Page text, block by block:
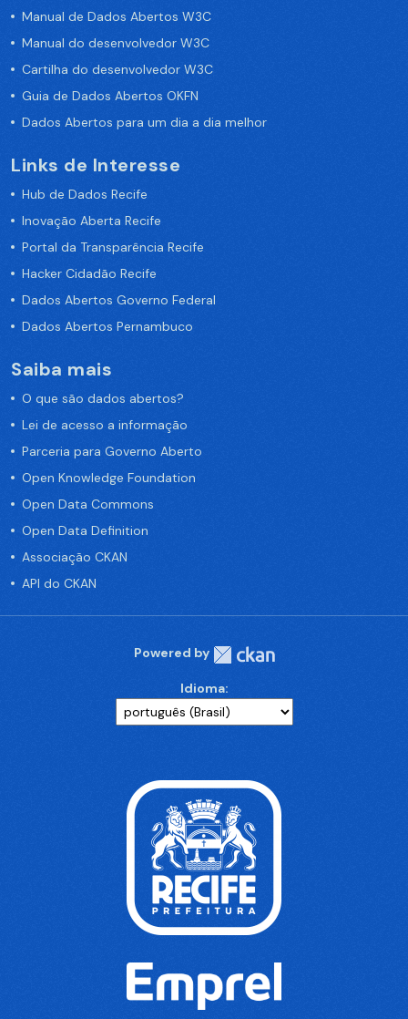
Manual de Dados Abertos W3C
Manual do desenvolvedor W3C
Cartilha do desenvolvedor W3C
Guia de Dados Abertos OKFN
Dados Abertos para um dia a dia melhor
Links de Interesse
Hub de Dados Recife
Inovação Aberta Recife
Portal da Transparência Recife
Hacker Cidadão Recife
Dados Abertos Governo Federal
Dados Abertos Pernambuco
Saiba mais
O que são dados abertos?
Lei de acesso a informação
Parceria para Governo Aberto
Open Knowledge Foundation
Open Data Commons
Open Data Definition
Associação CKAN
API do CKAN
Powered by
Idioma